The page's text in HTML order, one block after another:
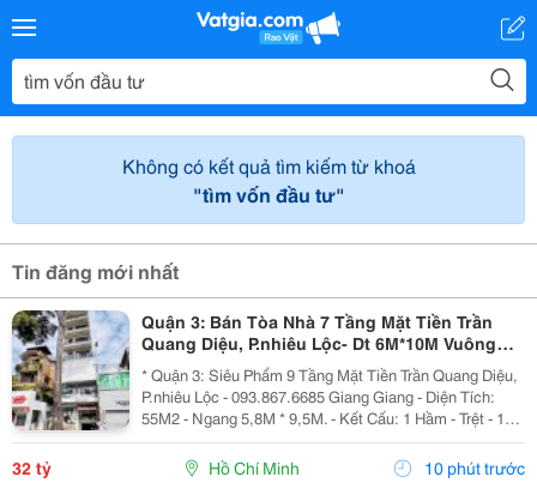
Không có kết quả tìm kiếm từ khoá
"tìm vốn đầu tư"
Tin đăng mới nhất
Quận 3: Bán Tòa Nhà 7 Tầng Mặt Tiền Trần
Quang Diệu, P.nhiêu Lộc- Dt 6M*10M Vuông
Đẹp- Nhà 2 Mt Thoáng- Chính Chủ Chào Giá
Chỉ 32T
* Quận 3: Siêu Phẩm 9 Tầng Mặt Tiền Trần Quang Diệu,
P.nhiêu Lộc - 093.867.6685 Giang Giang - Diện Tích:
55M2 - Ngang 5,8M * 9,5M. - Kết Cấu: 1 Hầm - Trệt - 1
Lửng - 5 Tầng - Sân Thượng - Thang Máy. + Tầng Hầm:
Kinh Doanh Giặt Sấy. + Tầng Trệt -...
32 tỷ Hồ Chí Minh 10 phút trước